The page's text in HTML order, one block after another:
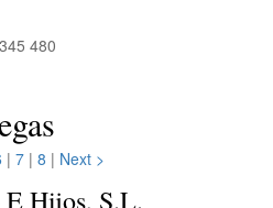
480
| 7 | 8 | Next >
Hijos, S.L.